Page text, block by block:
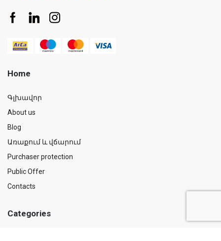
Home
Գլխավոր
About us
Blog
Առաքում և վճարում
Purchaser protection
Public Offer
Contacts
Categories